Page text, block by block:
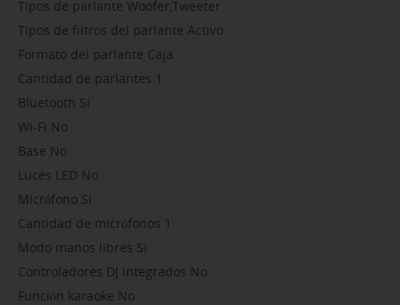
Tipos de parlante Woofer,Tweeter
Tipos de filtros del parlante Activo
Formato del parlante Caja
Cantidad de parlantes 1
Bluetooth Sí
Wi-Fi No
Base No
Luces LED No
Micrófono Sí
Cantidad de micrófonos 1
Modo manos libres Sí
Controladores DJ integrados No
Función karaoke No